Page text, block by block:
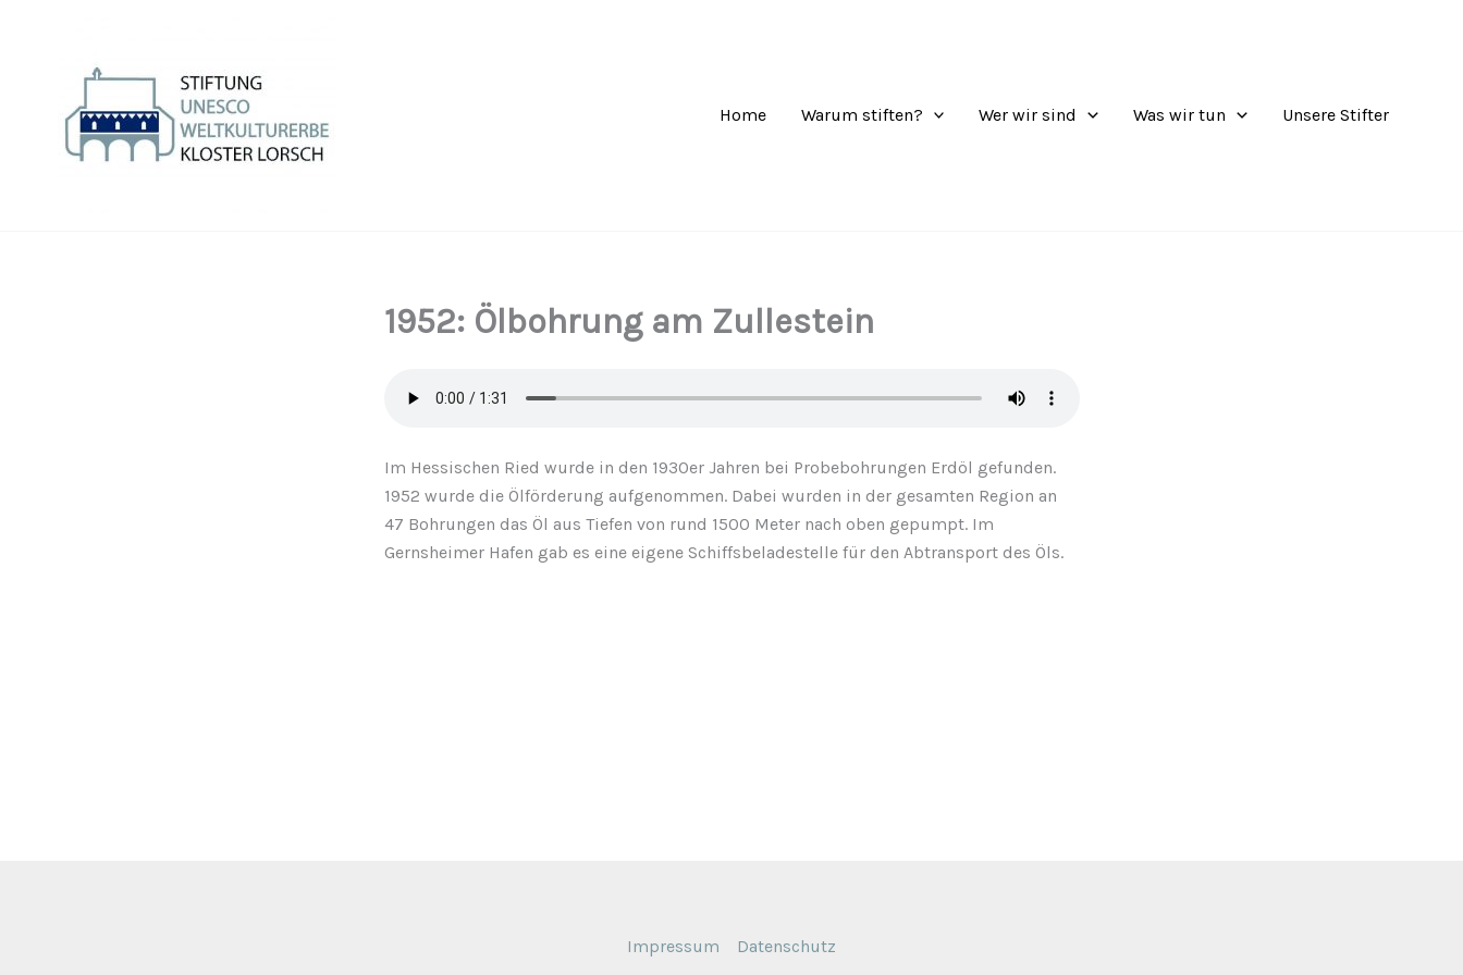
Home Warum stiften? Wer wir sind Was wir tun Unsere Stifter
1952: Ölbohrung am Zullestein
Im Hessischen Ried wurde in den 1930er Jahren bei Probebohrungen Erdöl gefunden.
1952 wurde die Ölförderung aufgenommen. Dabei wurden in der gesamten Region an
47 Bohrungen das Öl aus Tiefen von rund 1500 Meter nach oben gepumpt. Im
Gernsheimer Hafen gab es eine eigene Schiffsbeladestelle für den Abtransport des Öls.
Impressum Datenschutz